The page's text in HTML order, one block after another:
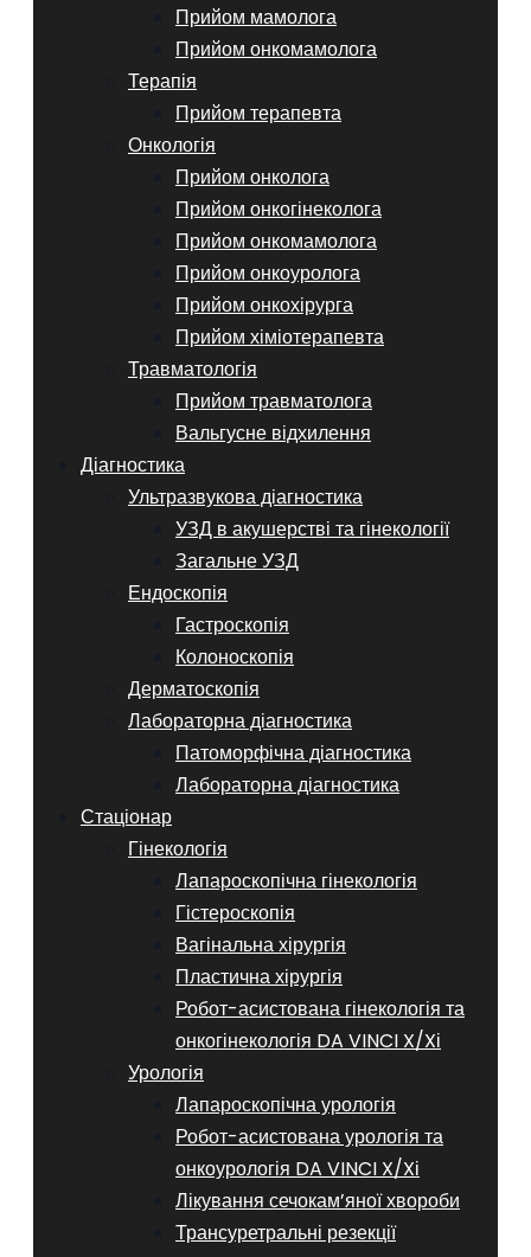
Прийом мамолога
Прийом онкомамолога
Терапія
Прийом терапевта
Онкологія
Прийом онколога
Прийом онкогінеколога
Прийом онкомамолога
Прийом онкоуролога
Прийом онкохірурга
Прийом хіміотерапевта
Травматологія
Прийом травматолога
Вальгусне відхилення
Діагностика
Ультразвукова діагностика
УЗД в акушерстві та гінекології
Загальне УЗД
Ендоскопія
Гастроскопія
Колоноскопія
Дерматоскопія
Лабораторна діагностика
Патоморфічна діагностика
Лабораторна діагностика
Стаціонар
Гінекологія
Лапароскопічна гінекологія
Гістероскопія
Вагінальна хірургія
Пластична хірургія
Робот-асистована гінекологія та
онкогінекологія DA VINCI X/Xі
Урологія
Лапароскопічна урологія
Робот-асистована урологія та
онкоурологія DA VINCI X/Xі
Лікування сечокам’яної хвороби
Трансуретральні резекції